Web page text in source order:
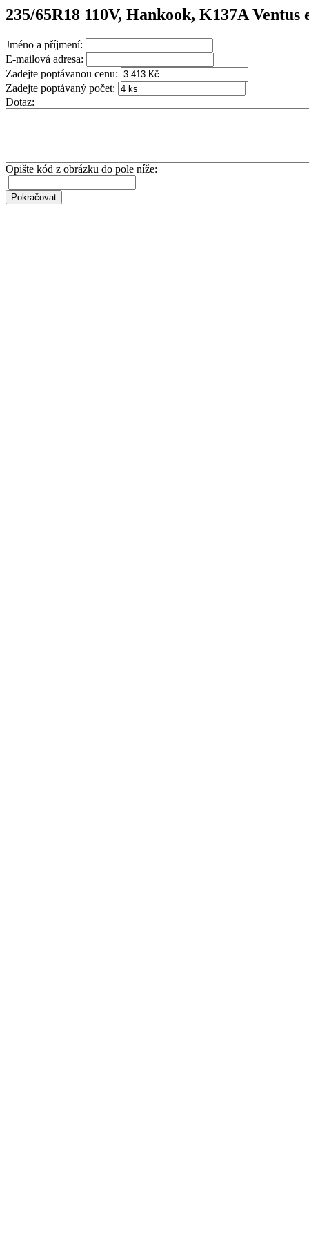
235/65R18 110V, Hankook, K137A Ventus
Jméno a příjmení:
E-mailová adresa:
Zadejte poptávanou cenu:
Zadejte poptávaný počet:
Dotaz:
Opište kód z obrázku do pole níže: